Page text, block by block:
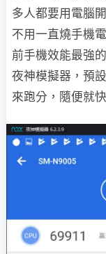
多人都要用電腦
不用一直燒手機
前手機效能最強
夜神模擬器，預
來跑分，隨便就